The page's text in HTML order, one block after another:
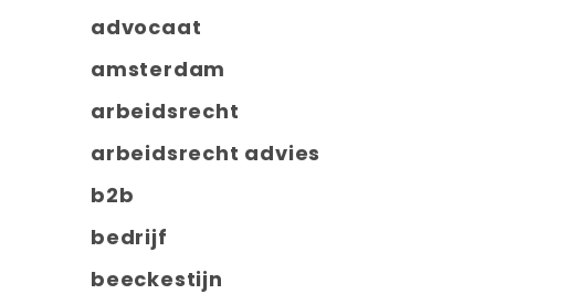
advocaat
amsterdam
arbeidsrecht
arbeidsrecht advies
b2b
bedrijf
beeckestijn